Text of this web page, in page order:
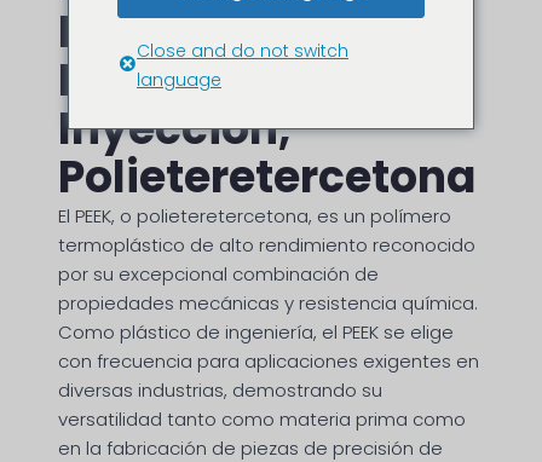
Mecanizadas,
Moldeo Por
Inyección,
Polieteretercetona
El PEEK, o polieteretercetona, es un polímero
termoplástico de alto rendimiento reconocido
por su excepcional combinación de
propiedades mecánicas y resistencia química.
Como plástico de ingeniería, el PEEK se elige
con frecuencia para aplicaciones exigentes en
diversas industrias, demostrando su
versatilidad tanto como materia prima como
en la fabricación de piezas de precisión de
Close and do not switch
language